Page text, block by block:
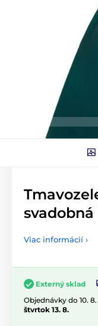
Viac informácií ›
Externý sklad
Objednávky do 10.
štvrtok 13. 8.